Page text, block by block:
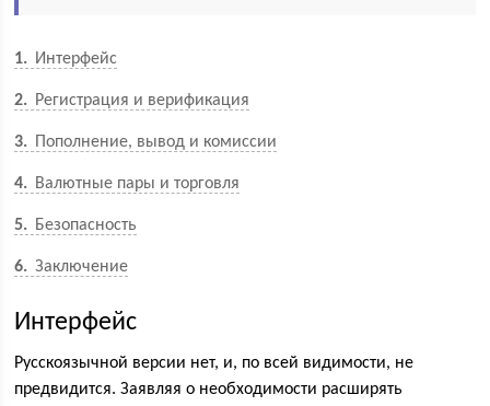
1 Интерфейс
2 Регистрация и верификация
3 Пополнение, вывод и комиссии
4 Валютные пары и торговля
5 Безопасность
6 Заключение
Интерфейс
Русскоязычной версии нет, и, по всей видимости, не
предвидится. Заявляя о необходимости расширять